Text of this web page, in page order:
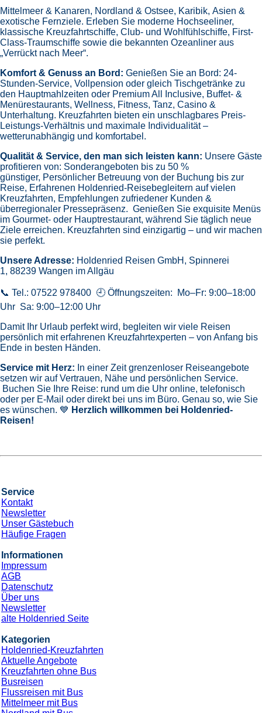
Mittelmeer & Kanaren, Nordland & Ostsee, Karibik, Asien &
exotische Fernziele. Erleben Sie moderne Hochseeliner,
klassische Kreuzfahrtschiffe, Club- und Wohlfühlschiffe, First-
Class-Traumschiffe sowie die bekannten Ozeanliner aus
„Verrückt nach Meer“.
Komfort & Genuss an Bord: Genießen Sie an Bord: 24-
Stunden-Service, Vollpension oder gleich Tischgetränke zu
den Hauptmahlzeiten oder Premium All Inclusive, Buffet- &
Menürestaurants, Wellness, Fitness, Tanz, Casino &
Unterhaltung. Kreuzfahrten bieten ein unschlagbares Preis-
Leistungs-Verhältnis und maximale Individualität –
wetterunabhängig und komfortabel.
Qualität & Service, den man sich leisten kann: Unsere Gäste
profitieren von: Sonderangeboten bis zu 50 %
günstiger, Persönlicher Betreuung von der Buchung bis zur
Reise, Erfahrenen Holdenried-Reisebegleitern auf vielen
Kreuzfahrten, Empfehlungen zufriedener Kunden &
überregionaler Pressepräsenz. Genießen Sie exquisite Menüs
im Gourmet- oder Hauptrestaurant, während Sie täglich neue
Ziele erreichen. Kreuzfahrten sind einzigartig – und wir machen
sie perfekt.
Unsere Adresse: Holdenried Reisen GmbH, Spinnerei
1, 88239 Wangen im Allgäu
📞 Tel.: 07522 978400 🕘 Öffnungszeiten: Mo–Fr: 9:00–18:00
Uhr Sa: 9:00–12:00 Uhr
Damit Ihr Urlaub perfekt wird, begleiten wir viele Reisen
persönlich mit erfahrenen Kreuzfahrtexperten – von Anfang bis
Ende in besten Händen.
Service mit Herz: In einer Zeit grenzenloser Reiseangebote
setzen wir auf Vertrauen, Nähe und persönlichen Service.
Buchen Sie Ihre Reise: rund um die Uhr online, telefonisch
oder per E-Mail oder direkt bei uns im Büro. Genau so, wie Sie
es wünschen. 💙 Herzlich willkommen bei Holdenried-
Reisen!
Service
Kontakt
Newsletter
Unser Gästebuch
Häufige Fragen
Informationen
Impressum
AGB
Datenschutz
Über uns
Newsletter
alte Holdenried Seite
Kategorien
Holdenried-Kreuzfahrten
Aktuelle Angebote
Kreuzfahrten ohne Bus
Busreisen
Flussreisen mit Bus
Mittelmeer mit Bus